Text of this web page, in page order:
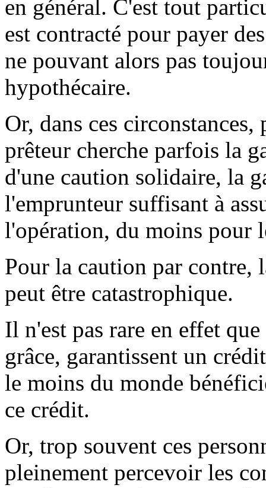
en général. C'est tout
est contracté pour payer
ne pouvant alors pas
hypothécaire.
Or, dans ces
prêteur cherche parfois la
d'une caution solidaire, la
l'emprunteur suffisant à
l'opération, du moins pour
Pour la caution par contre,
peut être catastrophique.
Il n'est pas rare en effet
grâce, garantissent un
le moins du monde
ce crédit.
Or, trop souvent ces
pleinement percevoir les